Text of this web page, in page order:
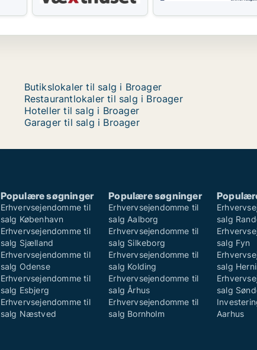
Butikslokaler til salg i Broager
Restaurantlokaler til salg i Broager
Hoteller til salg i Broager
Garager til salg i Broager
Populære søgninger
Erhvervsejendomme til
salg København
Erhvervsejendomme til
salg Sjælland
Erhvervsejendomme til
salg Odense
Erhvervsejendomme til
salg Esbjerg
Erhvervsejendomme til
salg Næstved
Populære søgninger
Erhvervsejendomme til
salg Aalborg
Erhvervsejendomme til
salg Silkeborg
Erhvervsejendomme til
salg Kolding
Erhvervsejendomme til
salg Århus
Erhvervsejendomme til
salg Bornholm
salg
salg Fyn
salg
salg
Aarhus